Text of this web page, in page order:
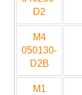
D2
M4
050130-
D2B
M1